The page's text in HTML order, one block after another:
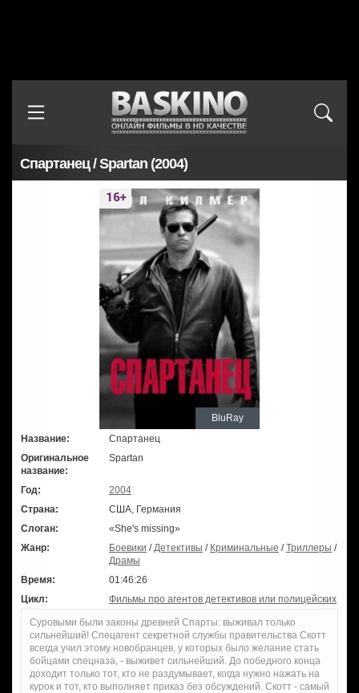
Спартанец / Spartan (2004)
BluRay
Название:
Спартанец
Оригинальное
название:
Spartan
Год:
2004
Страна:
США, Германия
Слоган:
«She's missing»
Жанр:
Боевики /Детективы / Криминальные /Триллеры /
Драмы
Время:
01:46:26
Цикл:
Фильмы про агентов детективов или полицейских
Суровыми были законы древней Спарты: выживал только
сильнейший! Спецагент секретной службы правительства Скотт
всегда учил этому новобранцев, у которых было желание стать
бойцами спецназа, - выживет сильнейший. До победного конца
доходит только тот, кто не раздумывает, когда нужно нажать на
курок и тот, кто выполняет приказ без обсуждений. Скотт - самый